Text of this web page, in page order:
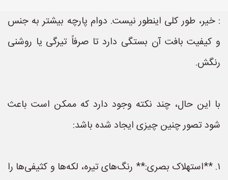
: خیر، طور کلی اینطور نیست. دوام پارچه بیشتر به جنس
و کیفیت بافت آن بستگی دارد تا صرفاً تیرگی یا روشنی
رنگش.
با این حال، چند نکته وجود دارد که ممکن است باعث
شود تصور چنین چیزی ایجاد شده باشد:
۱. **استهلاک بصری:** رنگ‌های تیره، لکه‌ها و کثیفی‌ها را